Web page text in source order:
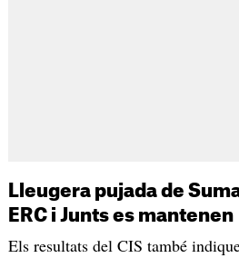
Lleugera pujada de
ERC i Junts es mantenen
Els resultats del CIS també